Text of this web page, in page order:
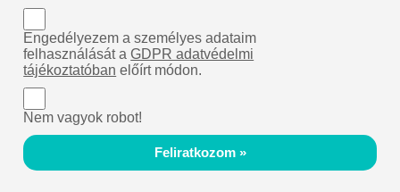
Engedélyezem a személyes adataim
felhasználását aGDPR adatvédelmi
tájékoztatóban előírt módon.
Nem vagyok robot!
Feliratkozom »